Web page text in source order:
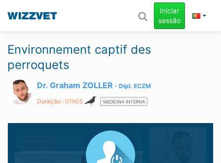
Iniciar
sessão
Environnement captif des
perroquets
Dr. Graham ZOLLER Dipl. ECZM
Duração : 01h05 MEDICINA INTERNA